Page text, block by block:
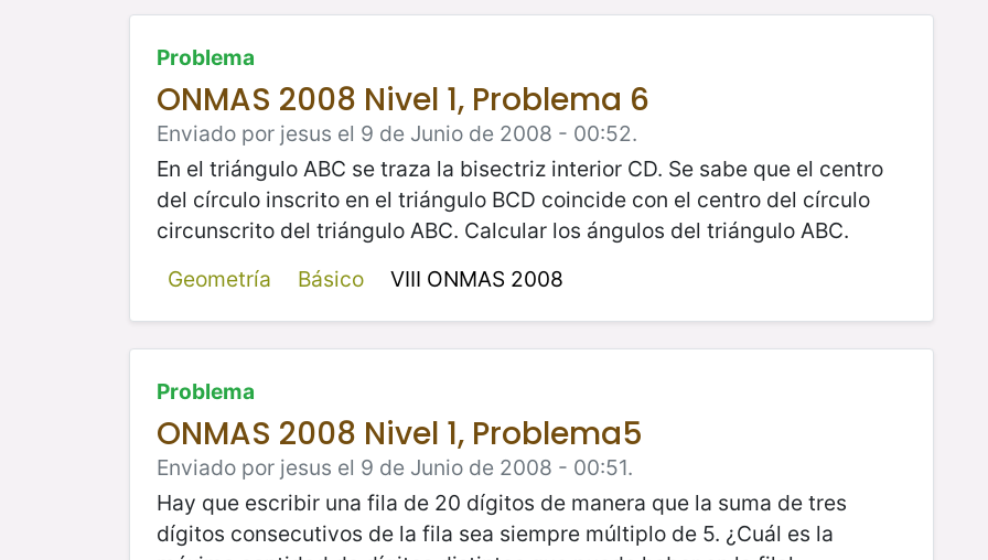
Problema
ONMAS 2008 Nivel 1, Problema 6
Enviado por jesus el 9 de Junio de 2008 - 00:52.
En el triángulo ABC se traza la bisectriz interior CD. Se sabe que el centro
del círculo inscrito en el triángulo BCD coincide con el centro del círculo
circunscrito del triángulo ABC. Calcular los ángulos del triángulo ABC.
Geometría
Básico VIII ONMAS 2008
Problema
ONMAS 2008 Nivel 1, Problema5
Enviado por jesus el 9 de Junio de 2008 - 00:51.
Hay que escribir una fila de 20 dígitos de manera que la suma de tres
dígitos consecutivos de la fila sea siempre múltiplo de 5. ¿Cuál es la